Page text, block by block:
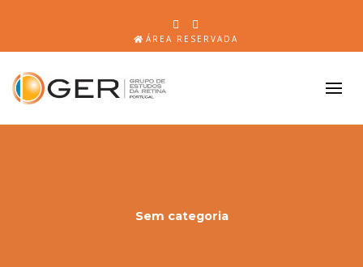
ÁREA RESERVADA
Sem categoria